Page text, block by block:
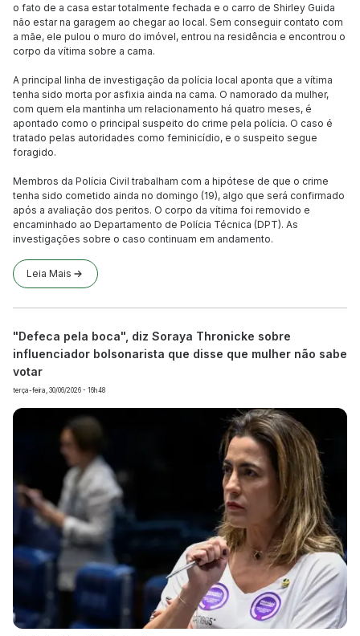
o fato de a casa estar totalmente fechada e o carro de Shirley Guida
não estar na garagem ao chegar ao local. Sem conseguir contato com
a mãe, ele pulou o muro do imóvel, entrou na residência e encontrou o
corpo da vítima sobre a cama.
A principal linha de investigação da polícia local aponta que a vítima
tenha sido morta por asfixia ainda na cama. O namorado da mulher,
com quem ela mantinha um relacionamento há quatro meses, é
apontado como o principal suspeito do crime pela polícia. O caso é
tratado pelas autoridades como feminicídio, e o suspeito segue
foragido.
Membros da Polícia Civil trabalham com a hipótese de que o crime
tenha sido cometido ainda no domingo (19), algo que será confirmado
após a avaliação dos peritos. O corpo da vítima foi removido e
encaminhado ao Departamento de Polícia Técnica (DPT). As
investigações sobre o caso continuam em andamento.
Leia Mais
"Defeca pela boca", diz Soraya Thronicke sobre
influenciador bolsonarista que disse que mulher não sabe
votar
terça-feira, 30/06/2026 - 16h48